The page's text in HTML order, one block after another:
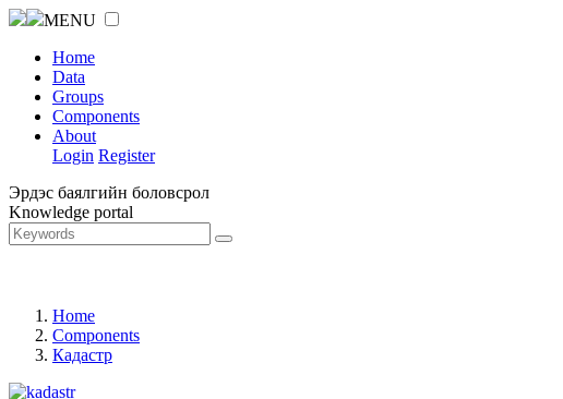
MENU
Home
Data
Groups
Components
About
Login Register
Эрдэс баялгийн боловсрол
Knowledge portal
Home
Components
Кадастр